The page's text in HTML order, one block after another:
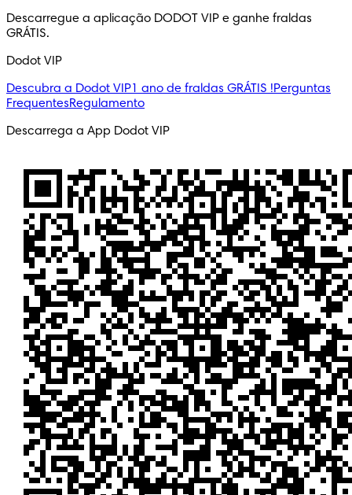
Descarregue a aplicação DODOT VIP e ganhe fraldas
GRÁTIS.
Dodot VIP
Descubra a Dodot VIP1 ano de fraldas GRÁTIS !Perguntas
FrequentesRegulamento
Descarrega a App Dodot VIP